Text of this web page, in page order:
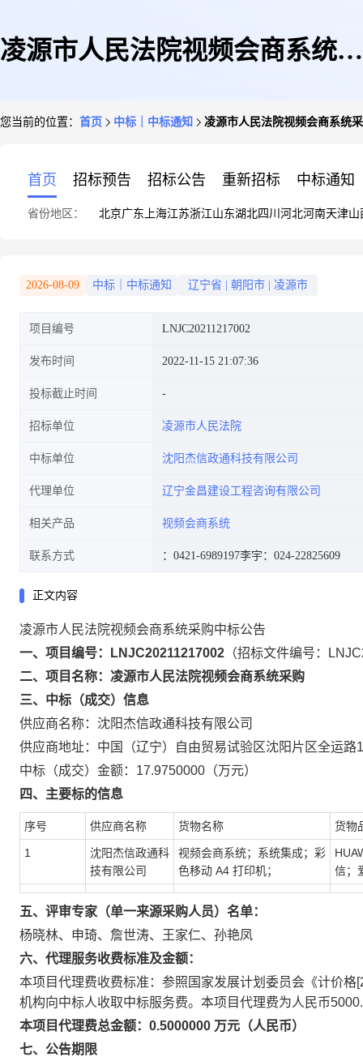
凌源市人民法院视频会商系统采
您当前的位置： 首页 中标｜中标通知 凌源市人民法院视频会商系统
首页 招标预告 招标公告 重新招标 中标通知
省份地区： 北京广东 上海江苏浙江山东湖北四川 河北河南天津山
2026-08-09 中标｜中标通知 辽宁省 朝阳市 凌源市
项目编号 LNJC20211217002
发布时间 2022-11-15 21:07:36
投标截止时间
招标单位 凌源市人民法院
中标单位 沈阳杰信政通科技有限公司
代理单位 辽宁金昌建设工程咨询有限公司
相关产品 视频会商系统
联系方式 ：0421-6989197李宇：024-22825609
正文内容
凌源市人民法院视频会商系统采购中标公告
一、项目编号：LNJC20211217002 （招标文件编号：
二、项目名称：凌源市人民法院视频会商系统采购
三、中标（成交）信息
供应商名称：沈阳杰信政通科技有限公司
供应商地址：中国（辽宁）自由贸易试验区沈阳片区全运
中标（成交）金额：17.9750000（万元）
四、主要标的信息
序号 供应商名称 货物名称 货物
1
沈阳杰信政通科
技有限公司
视频会商系统；系统集成；彩
色移动 A4 打印机；
信；
五、评审专家（单一来源采购人员）名单：
杨晓林、申琦、詹世涛、王家仁、孙艳凤
六、代理服务收费标准及金额：
本项目代理费收费标准：参照国家发展计划委员会《计价
机构向中标人收取中标服务费。本项目代理费为人民币
本项目代理费总金额：0.5000000 万元（人民币）
七、公告期限